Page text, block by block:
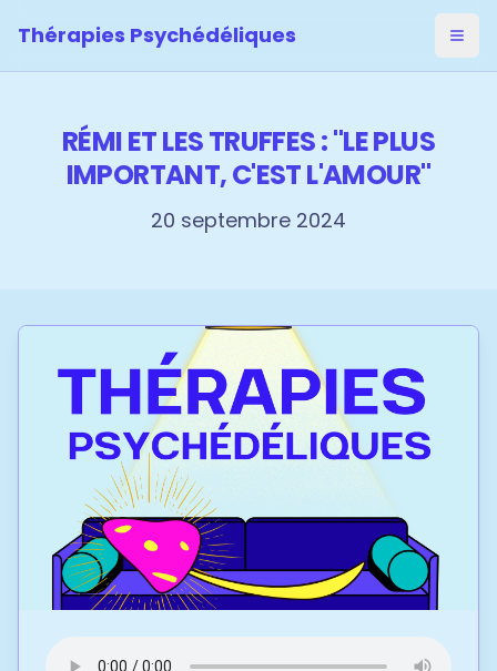
Thérapies Psychédéliques
RÉMI ET LES TRUFFES : "LE PLUS
IMPORTANT, C'EST L'AMOUR"
20 septembre 2024